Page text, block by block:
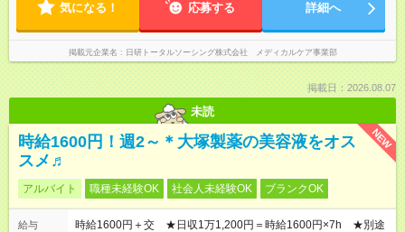
気になる！ 応募する 詳細へ
掲載元企業名 日研トータルソーシング株式会社 メディカルケア事業部
掲載日：2026.08.07
未読
NEW
時給1600円！週2～＊大塚製薬の美容液をオス
スメ♬
アルバイト 職種未経験OK 社会人未経験OK ブランクOK
給与
時給1600円＋交 ★日収1万1,200円＝時給1600円×7h ★別途